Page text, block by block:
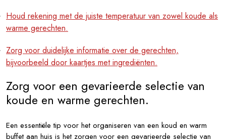
Houd rekening met de juiste temperatuur van zowel koude als
warme gerechten.
Zorg voor duidelijke informatie over de gerechten,
bijvoorbeeld door kaartjes met ingrediënten.
Zorg voor een gevarieerde selectie van
koude en warme gerechten.
Een essentiële tip voor het organiseren van een koud en warm
buffet aan huis is het zorgen voor een gevarieerde selectie van